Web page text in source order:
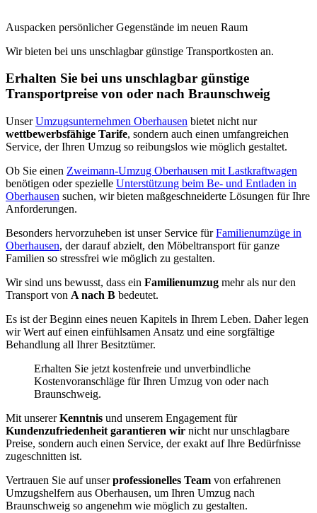
Auspacken persönlicher Gegenstände im neuen Raum
Wir bieten bei uns unschlagbar günstige Transportkosten an.
Erhalten Sie bei uns unschlagbar günstige
Transportpreise von oder nach Braunschweig
UnserUmzugsunternehmen Oberhausen bietet nicht nur
wettbewerbsfähige Tarife, sondern auch einen umfangreichen
Service, der Ihren Umzug so reibungslos wie möglich gestaltet.
Ob Sie einen Zweimann-Umzug Oberhausen mit Lastkraftwagen
benötigen oder spezielle Unterstützung beim Be- und Entladen in
Oberhausen suchen, wir bieten maßgeschneiderte Lösungen für Ihre
Anforderungen.
Besonders hervorzuheben ist unser Service fürFamilienumzüge in
Oberhausen, der darauf abzielt, den Möbeltransport für ganze
Familien so stressfrei wie möglich zu gestalten.
Wir sind uns bewusst, dass ein Familienumzug mehr als nur den
Transport von A nach B bedeutet.
Es ist der Beginn eines neuen Kapitels in Ihrem Leben. Daher legen
wir Wert auf einen einfühlsamen Ansatz und eine sorgfältige
Behandlung all Ihrer Besitztümer.
Erhalten Sie jetzt kostenfreie und unverbindliche
Kostenvoranschläge für Ihren Umzug von oder nach
Braunschweig.
Mit unsererKenntnis und unserem Engagement für
Kundenzufriedenheit garantieren wir nicht nur unschlagbare
Preise, sondern auch einen Service, der exakt auf Ihre Bedürfnisse
zugeschnitten ist.
Vertrauen Sie auf unserprofessionelles Team von erfahrenen
Umzugshelfern aus Oberhausen, um Ihren Umzug nach
Braunschweig so angenehm wie möglich zu gestalten.